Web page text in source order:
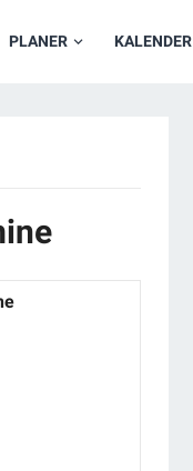
PLANER KALENDER